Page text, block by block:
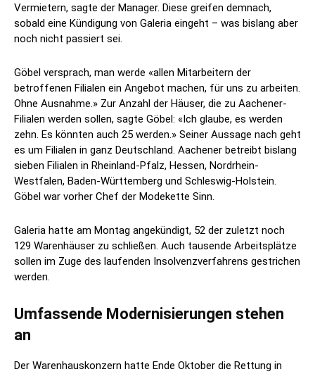
Vermietern, sagte der Manager. Diese greifen demnach,
sobald eine Kündigung von Galeria eingeht – was bislang aber
noch nicht passiert sei.
Göbel versprach, man werde «allen Mitarbeitern der
betroffenen Filialen ein Angebot machen, für uns zu arbeiten.
Ohne Ausnahme.» Zur Anzahl der Häuser, die zu Aachener-
Filialen werden sollen, sagte Göbel: «Ich glaube, es werden
zehn. Es könnten auch 25 werden.» Seiner Aussage nach geht
es um Filialen in ganz Deutschland. Aachener betreibt bislang
sieben Filialen in Rheinland-Pfalz, Hessen, Nordrhein-
Westfalen, Baden-Württemberg und Schleswig-Holstein.
Göbel war vorher Chef der Modekette Sinn.
Galeria hatte am Montag angekündigt, 52 der zuletzt noch
129 Warenhäuser zu schließen. Auch tausende Arbeitsplätze
sollen im Zuge des laufenden Insolvenzverfahrens gestrichen
werden.
Umfassende Modernisierungen stehen
an
Der Warenhauskonzern hatte Ende Oktober die Rettung in